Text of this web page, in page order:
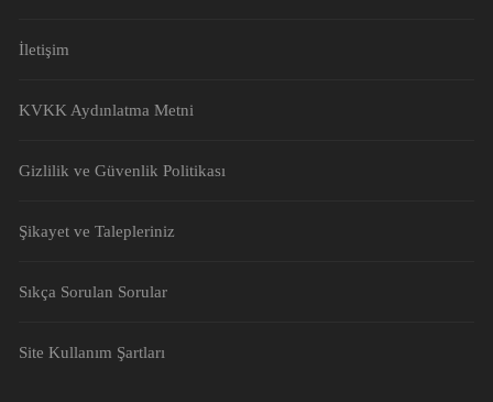
İletişim
KVKK Aydınlatma Metni
Gizlilik ve Güvenlik Politikası
Şikayet ve Talepleriniz
Sıkça Sorulan Sorular
Site Kullanım Şartları